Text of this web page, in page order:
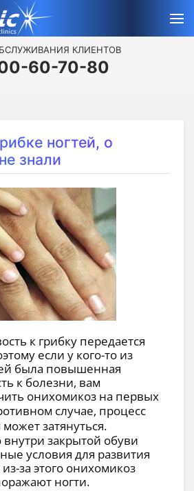
КЛИЕНТОВ
60-70-80
ногтей, о
знали
к грибку передается
если у кого-то из
была повышенная
к болезни, вам
онихомикоз на первых
случае, процесс
затянуться.
внутри закрытой обуви
условия для развития
за этого онихомикоз
ногти.